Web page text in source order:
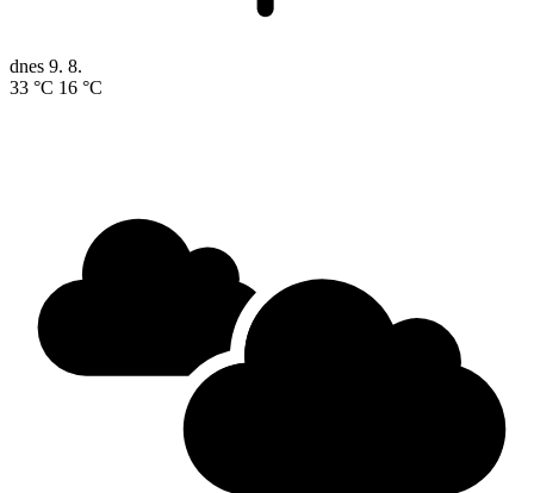
dnes 9. 8.
33 °C 16 °C